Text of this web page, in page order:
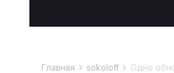
Главная sokoloff Одно